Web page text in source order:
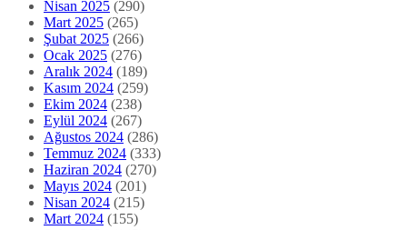
Nisan 2025 (290)
Mart 2025 (265)
Şubat 2025 (266)
Ocak 2025 (276)
Aralık 2024 (189)
Kasım 2024 (259)
Ekim 2024 (238)
Eylül 2024 (267)
Ağustos 2024 (286)
Temmuz 2024 (333)
Haziran 2024 (270)
Mayıs 2024 (201)
Nisan 2024 (215)
Mart 2024 (155)